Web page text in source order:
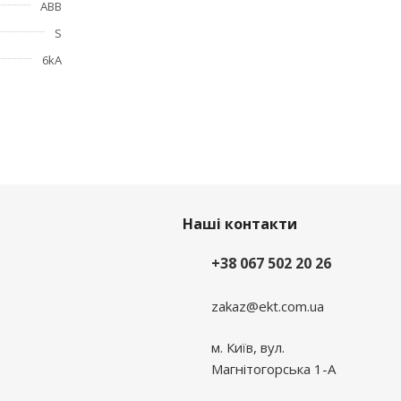
и
ABB
S
6kA
Наші контакти
+38 067 502 20 26
zakaz@ekt.com.ua
м. Київ, вул.
Магнітогорська 1-А